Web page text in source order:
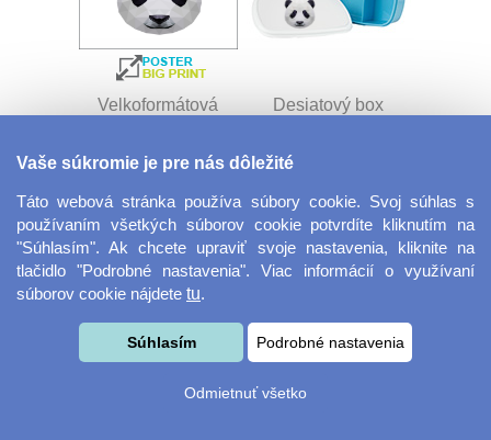
Velkoformátová
Desiatový box
Kovový dávkovač na
Obrus ​​125 x 75 cm
Vaše súkromie je pre nás dôležité
Táto webová stránka používa súbory cookie. Svoj súhlas s
používaním všetkých súborov cookie potvrdíte kliknutím na
"Súhlasím". Ak chcete upraviť svoje nastavenia, kliknite na
tlačidlo "Podrobné nastavenia". Viac informácií o využívaní
súborov cookie nájdete tu.
Súhlasím Podrobné nastavenia
Odmietnuť všetko